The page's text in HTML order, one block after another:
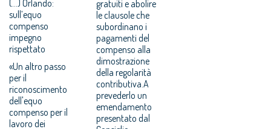
(...) Orlando:
sull’equo
compenso
impegno
rispettato
«Un altro passo
per il
riconoscimento
dell'equo
compenso per il
lavoro dei
gratuiti e abolire
le clausole che
subordinano i
pagamenti del
compenso alla
dimostrazione
della regolarità
contributiva.A
prevederlo un
emendamento
presentato dal